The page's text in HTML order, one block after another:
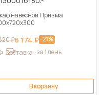
навесной Призма
₽6 174 ₽-21%
Доставка за 1 день
В корзину